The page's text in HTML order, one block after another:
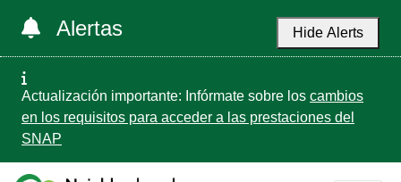
Alertas Hide Alerts
Actualización importante: Infórmate sobre los cambios
en los requisitos para acceder a las prestaciones del
SNAP